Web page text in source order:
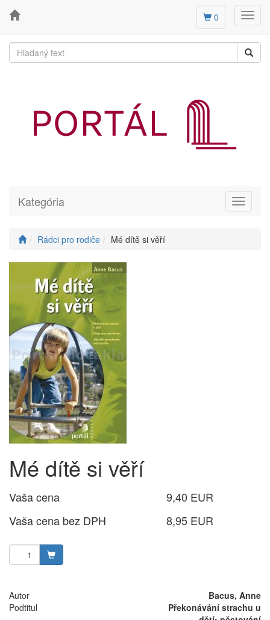
0
Toggle
Kategória
Rádci pro rodiče Mé dítě si věří
Mé dítě si věří
Vaša cena
9,40 EUR
Vaša cena bez DPH
8,95 EUR
Autor
Bacus, Anne
Podtitul
Překonávání strachu u